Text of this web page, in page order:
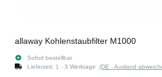
allaway Kohlenstaubfilter M1000
Sofort bestellbar
Lieferzeit: 1 - 3 Werktage (DE - Ausland